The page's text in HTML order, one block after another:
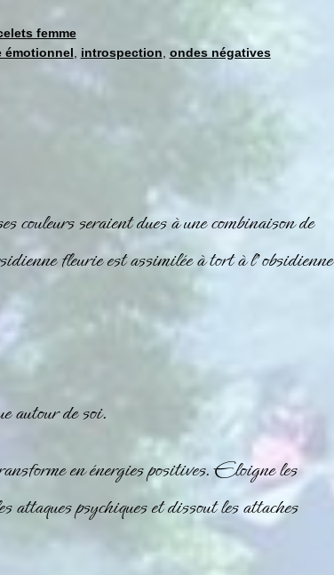
femme
émotionnel, introspection, ondes négatives
couleurs seraient dues à une combinaison de
fleurie est assimilée à tort à l’obsidienne
autour de soi.
en énergies positives. Eloigne les
attaques psychiques et dissout les attaches